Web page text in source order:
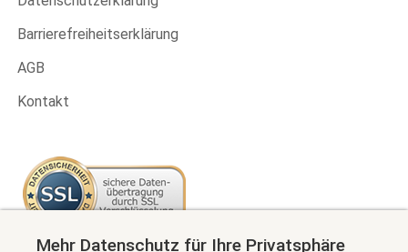
Barrierefreiheitserklärung
AGB
Kontakt
Mehr Datenschutz für Ihre Privatsphäre